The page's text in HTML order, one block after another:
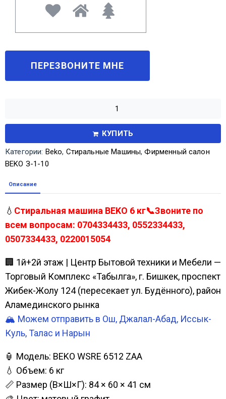
КУПИТЬ
Категории: Beko, Стиральные Машины,Фирменный салон
BEKO З-1-10
Описание
💧 Стиральная машина BEKO 6 кг📞Звоните по
всем вопросам: 0704334433, 0552334433,
0507334433, 0220015054
🏢 1й+2й этаж | Центр Бытовой техники и Мебели —
Торговый Комплекс «Табылга», г. Бишкек, проспект
Жибек-Жолу 124 (пересекает ул. Будённого), район
Аламединского рынка
🏔️ Можем отправить в Ош, Джалал-Абад, Иссык-
Куль, Талас и Нарын
🏮 Модель: BEKO WSRE 6512 ZAA
💧 Объем: 6 кг
📏 Размер (В×Ш×Г): 84 × 60 × 41 см